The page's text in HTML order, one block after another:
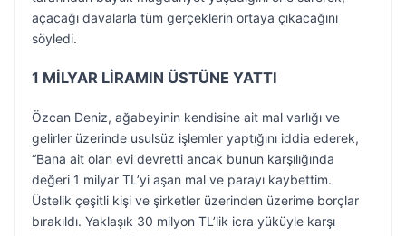
açacağı davalarla tüm gerçeklerin ortaya çıkacağını
söyledi.
1 MİLYAR LİRAMIN ÜSTÜNE YATTI
Özcan Deniz, ağabeyinin kendisine ait mal varlığı ve
gelirler üzerinde usulsüz işlemler yaptığını iddia ederek,
“Bana ait olan evi devretti ancak bunun karşılığında
değeri 1 milyar TL’yi aşan mal ve parayı kaybettim.
Üstelik çeşitli kişi ve şirketler üzerinden üzerime borçlar
bırakıldı. Yaklaşık 30 milyon TL’lik icra yüküyle karşı